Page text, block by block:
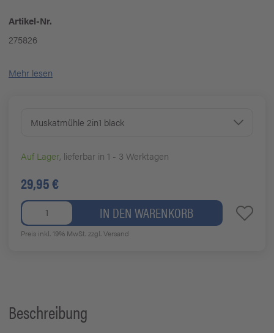
Artikel-Nr.
275826
Mehr lesen
Muskatmühle 2in1 black
Auf Lager, lieferbar in 1 - 3 Werktagen
29,95 €
IN DEN WARENKORB
Preis inkl. 19% MwSt.zzgl. Versand
Beschreibung